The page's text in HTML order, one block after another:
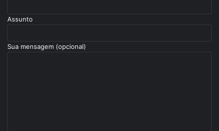
Assunto
Sua mensagem (opcional)